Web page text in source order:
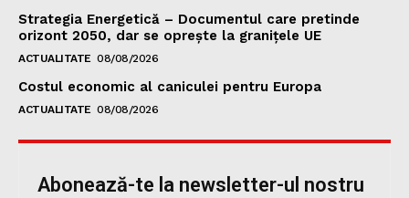
Strategia Energetică – Documentul care pretinde
orizont 2050, dar se oprește la granițele UE
ACTUALITATE 08/08/2026
Costul economic al caniculei pentru Europa
ACTUALITATE 08/08/2026
Abonează-te la newsletter-ul nostru